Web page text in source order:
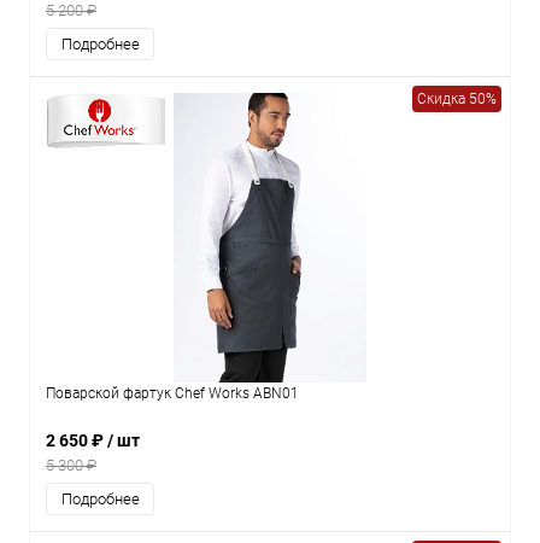
5 200 ₽
Подробнее
Скидка 50%
Поварской фартук Chef Works ABN01
2 650 ₽/ шт
5 300 ₽
Подробнее